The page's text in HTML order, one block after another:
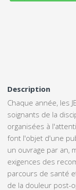
Description
Chaque année, les
soignants de la
organisées à
font l'objet d'une
un ouvrage par an,
exigences des
parcours de santé
de la douleur post-